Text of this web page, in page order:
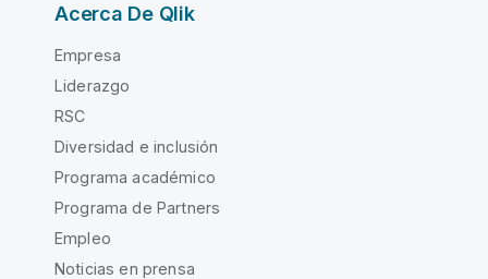
Acerca De Qlik
Empresa
Liderazgo
RSC
Diversidad e inclusión
Programa académico
Programa de Partners
Empleo
Noticias en prensa